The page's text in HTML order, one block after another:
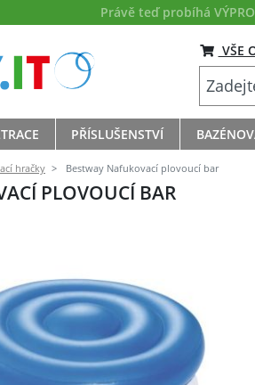
Právě teď probíhá
VŠE
PŘÍSLUŠENSTVÍ
hračky Bestway Nafukovací plovoucí bar
PLOVOUCÍ BAR